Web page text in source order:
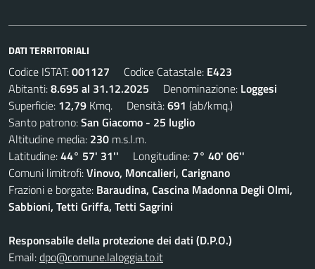
DATI TERRITORIALI
Codice ISTAT:001127 Codice Catastale: E423
Abitanti:8.695 al 31.12.2025 Denominazione: Loggesi
Superficie: 12,79 Kmq. Densità:691 (ab/kmq.)
Santo patrono:San Giacomo - 25 luglio
Altitudine media: 230 m.s.l.m.
Latitudine:44° 57' 31'' Longitudine: 7° 40' 06''
Comuni limitrofi:Vinovo, Moncalieri, Carignano
Frazioni e borgate: Baraudina, Cascina Madonna Degli Olmi,
Sabbioni, Tetti Griffa, Tetti Sagrini
Responsabile della protezione dei dati (D.P.O.)
Email:dpo@comune.laloggia.to.it